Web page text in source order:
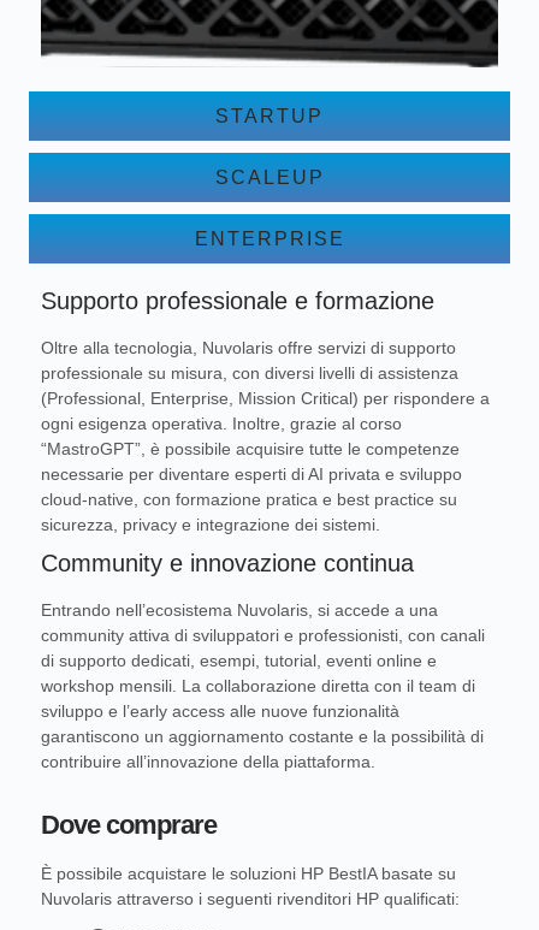
STARTUP
SCALEUP
ENTERPRISE
Supporto professionale e formazione
Oltre alla tecnologia, Nuvolaris offre servizi di supporto
professionale su misura, con diversi livelli di assistenza
(Professional, Enterprise, Mission Critical) per rispondere a
ogni esigenza operativa. Inoltre, grazie al corso
“MastroGPT”, è possibile acquisire tutte le competenze
necessarie per diventare esperti di AI privata e sviluppo
cloud-native, con formazione pratica e best practice su
sicurezza, privacy e integrazione dei sistemi.
Community e innovazione continua
Entrando nell’ecosistema Nuvolaris, si accede a una
community attiva di sviluppatori e professionisti, con canali
di supporto dedicati, esempi, tutorial, eventi online e
workshop mensili. La collaborazione diretta con il team di
sviluppo e l’early access alle nuove funzionalità
garantiscono un aggiornamento costante e la possibilità di
contribuire all’innovazione della piattaforma.
Dove comprare
È possibile acquistare le soluzioni HP BestIA basate su
Nuvolaris attraverso i seguenti rivenditori HP qualificati: